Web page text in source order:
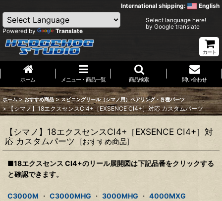
International shipping: English
Powered by Translate
Select language here!
by Google translate
カート
ホーム メニュー・商品一覧 商品検索 問い合わせ
ホーム > おすすめ商品 > スピニングリール（シマノ用）ベアリング・各種パーツ
> 【シマノ】18エクスセンスCI4+［EXSENCE CI4+］対応 カスタムパーツ
【シマノ】18エクスセンスCI4+［EXSENCE CI4+］対
応 カスタムパーツ
[おすすめ商品]
■18エクスセンス CI4+のリール展開図は下記品番をクリックする
と確認できます。
C3000M ・ C3000MHG ・ 3000MHG ・ 4000MXG